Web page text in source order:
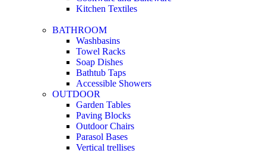
Kitchen Textiles
BATHROOM
Washbasins
Towel Racks
Soap Dishes
Bathtub Taps
Accessible Showers
OUTDOOR
Garden Tables
Paving Blocks
Outdoor Chairs
Parasol Bases
Vertical trellises